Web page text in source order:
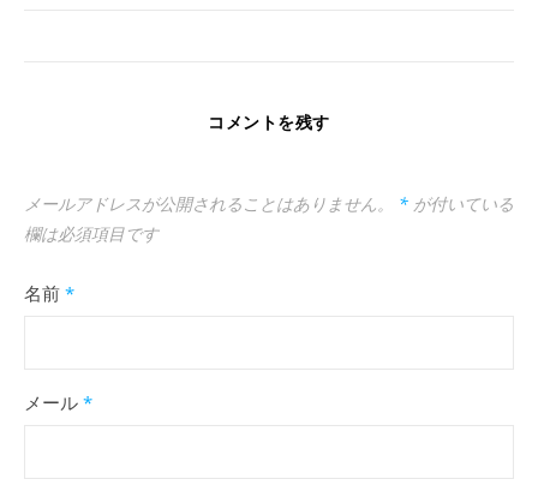
コメントを残す
メールアドレスが公開されることはありません。 * が付いている
欄は必須項目です
名前 *
メール *